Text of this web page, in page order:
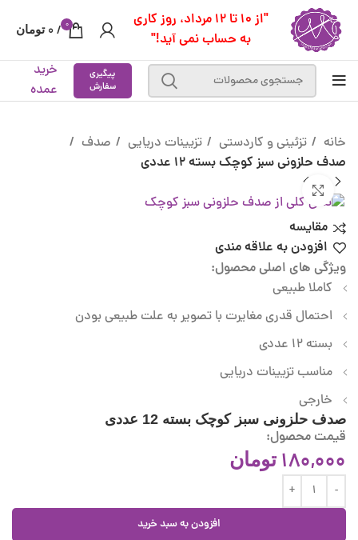
"از 10 تا 12 مرداد، روز کاری
به حساب نمی آید!"
0
/
0 تومان
پیگیری
سفارش
خرید
عمده
خانه تزئینی و کاردستی تزیینات دریایی
صدف
صدف حلزونی سبز کوچک بسته 12 عددی
مقایسه
افزودن به علاقه مندی
ویژگی های اصلی محصول:
کاملا طبیعی
احتمال قدری مغایرت با تصویر به علت طبیعی بودن
بسته 12 عددی
مناسب تزیینات دریایی
خارجی
صدف حلزونی سبز کوچک بسته 12 عددی
قیمت محصول:
180,000 تومان
افزودن به سبد خرید